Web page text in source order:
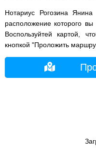
Нотариус Рогозина
расположение которого
Воспользуйтей картой,
кнопкой "Проложить